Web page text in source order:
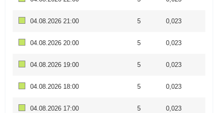
04.08.2026 21:00 5 0,023
04.08.2026 20:00 5 0,023
04.08.2026 19:00 5 0,023
04.08.2026 18:00 5 0,023
04.08.2026 17:00 5 0,023